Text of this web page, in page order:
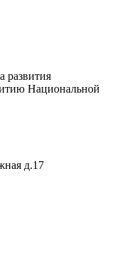
развития
Национальной
д.17